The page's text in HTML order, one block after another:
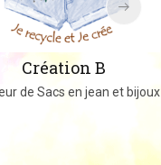
Création B
de Sacs en jean et bijoux